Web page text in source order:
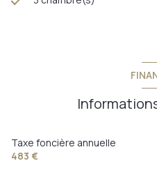
Taxe foncière annuelle
483 €